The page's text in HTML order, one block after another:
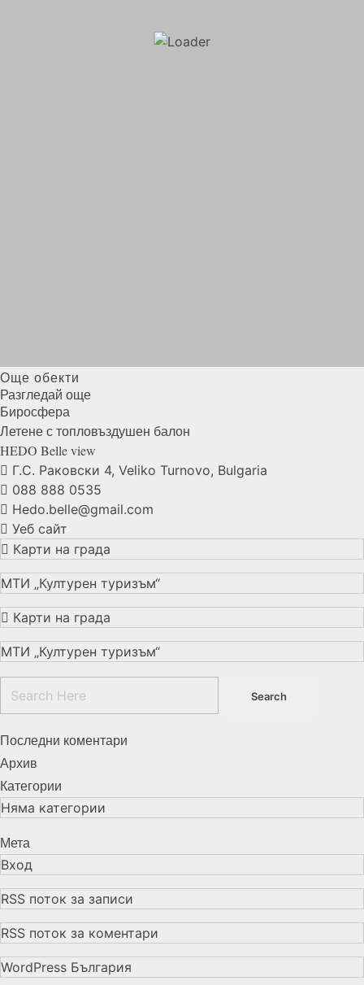
Още обекти
Разгледай още
Биросфера
Летене с топловъздушен балон
HEDO Belleview
Г.С. Раковски 4, Veliko Turnovo, Bulgaria
088 888 0535
Hedo.belle@gmail.com
Уеб сайт
Карти на града
МТИ „Културен туризъм“
Карти на града
МТИ „Културен туризъм“
Последни коментари
Архив
Категории
Няма категории
Мета
Вход
RSS поток за записи
RSS поток за коментари
WordPress България